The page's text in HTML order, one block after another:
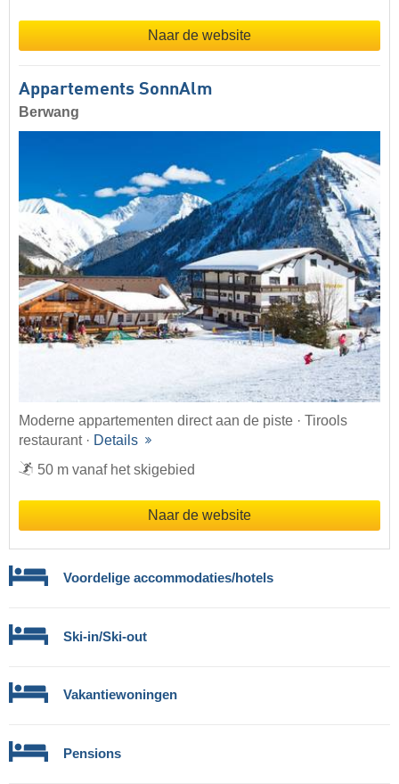
Naar de website
Appartements SonnAlm
Berwang
Moderne appartementen direct aan de piste · Tirools
restaurant · Details
50 m vanaf het skigebied
Naar de website
Voordelige accommodaties/hotels
Ski-in/Ski-out
Vakantiewoningen
Pensions